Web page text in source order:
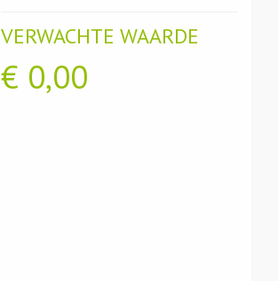
VERWACHTE WAARDE
€ 0,00